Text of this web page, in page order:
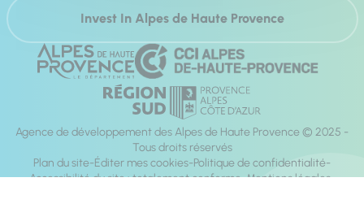
Invest In Alpes de Haute Provence
Agence de développement des Alpes de Haute Provence © 2025 -
Tous droits réservés
Plan du site Éditer mes cookies Politique de confidentialité
Accessibilité du site : totalement conforme Mentions légales